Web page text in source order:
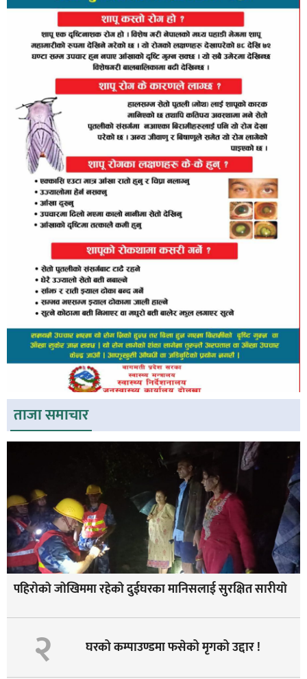
ताजा समाचार
पहिराेकाे जाेखिममा रहेकाे दुईघरका मानिसलाई सुरक्षित सारीयाे
२ घरको कम्पाउण्डमा फसेको मृगको उद्दार !